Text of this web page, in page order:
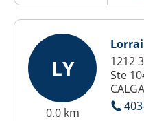
LY
0.0 km
1212
Ste